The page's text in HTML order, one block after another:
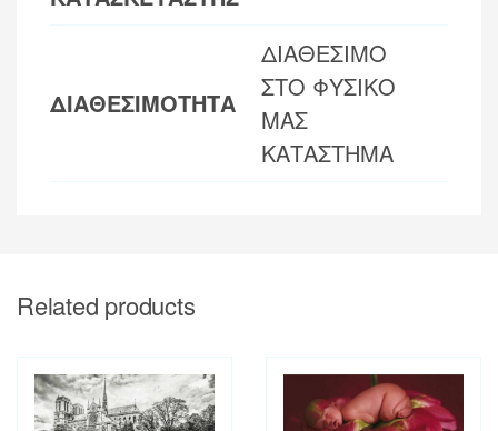
ΔΙΑΘΕΣΙΜΟΤΗΤΑ
ΔΙΑΘΕΣΙΜΟ
ΣΤΟ ΦΥΣΙΚΟ
ΜΑΣ
ΚΑΤΑΣΤΗΜΑ
Related products